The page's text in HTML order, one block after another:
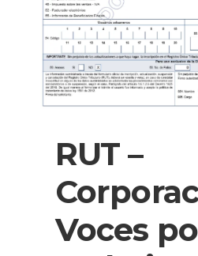
RUT –
Voces